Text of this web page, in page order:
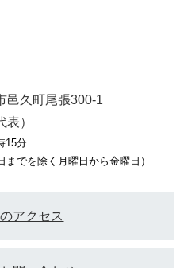
久町尾張300-1
）
15分
までを除く月曜日から金曜日）
アクセス